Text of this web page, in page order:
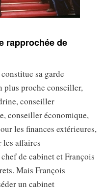
rapprochée de
sa garde
plus proche conseiller,
conseiller
conseiller économique,
les finances extérieures,
affaires
de cabinet et François
Mais François
un cabinet